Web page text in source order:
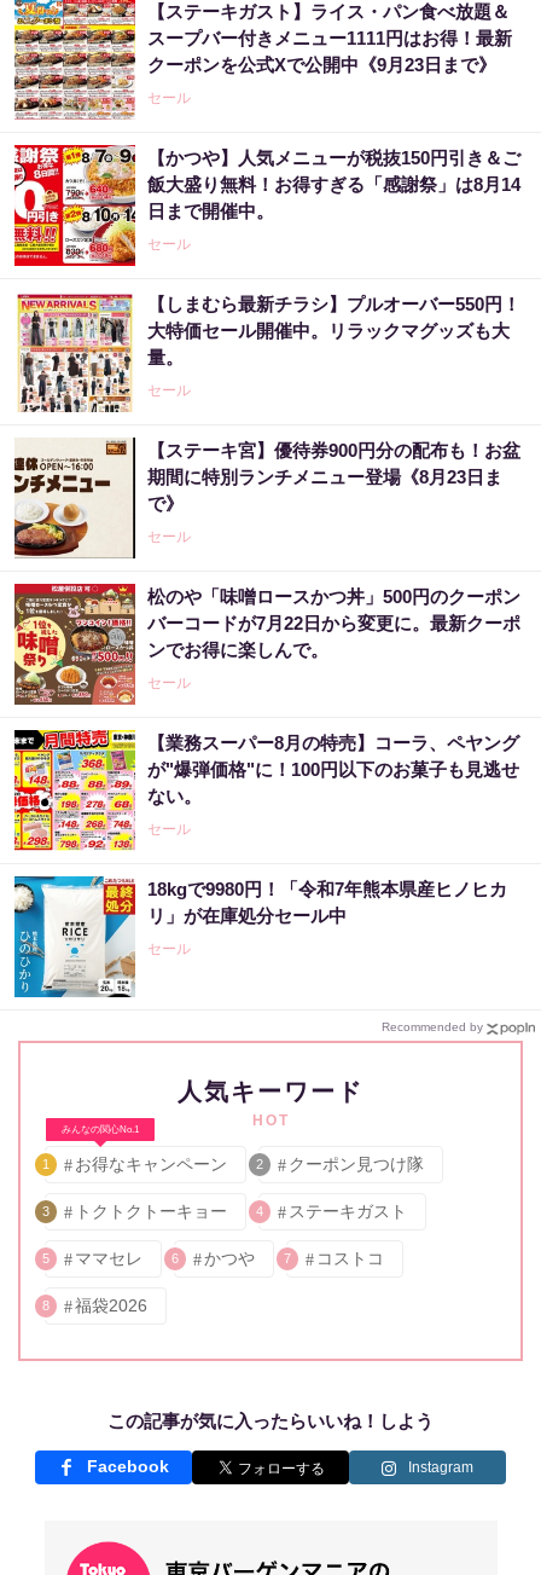
【ステーキガスト】ライス・パン食べ放題＆
スープバー付きメニュー1111円はお得！最新
クーポンを公式Xで公開中《9月23日まで》
セール
【かつや】人気メニューが税抜150円引き＆ご
飯大盛り無料！お得すぎる「感謝祭」は8月14
日まで開催中。
セール
【しまむら最新チラシ】プルオーバー550円！
大特価セール開催中。リラックマグッズも大
量。
セール
【ステーキ宮】優待券900円分の配布も！お盆
期間に特別ランチメニュー登場《8月23日ま
で》
セール
松のや「味噌ロースかつ丼」500円のクーポン
バーコードが7月22日から変更に。最新クーポ
ンでお得に楽しんで。
セール
【業務スーパー8月の特売】コーラ、ペヤング
が"爆弾価格"に！100円以下のお菓子も見逃せ
ない。
セール
18kgで9980円！「令和7年熊本県産ヒノヒカ
リ」が在庫処分セール中
セール
Recommended by
人気キーワード
HOT
みんなの関心No.1
1 お得なキャンペーン 2 クーポン見つけ隊
3 トクトクトーキョー 4 ステーキガスト
5 ママセレ 6 かつや 7 コストコ
8 福袋2026
この記事が気に入ったらいいね！しよう
Facebook Instagram